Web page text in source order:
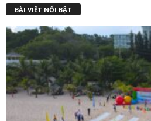
BÀI VIẾT NỔI BẬT